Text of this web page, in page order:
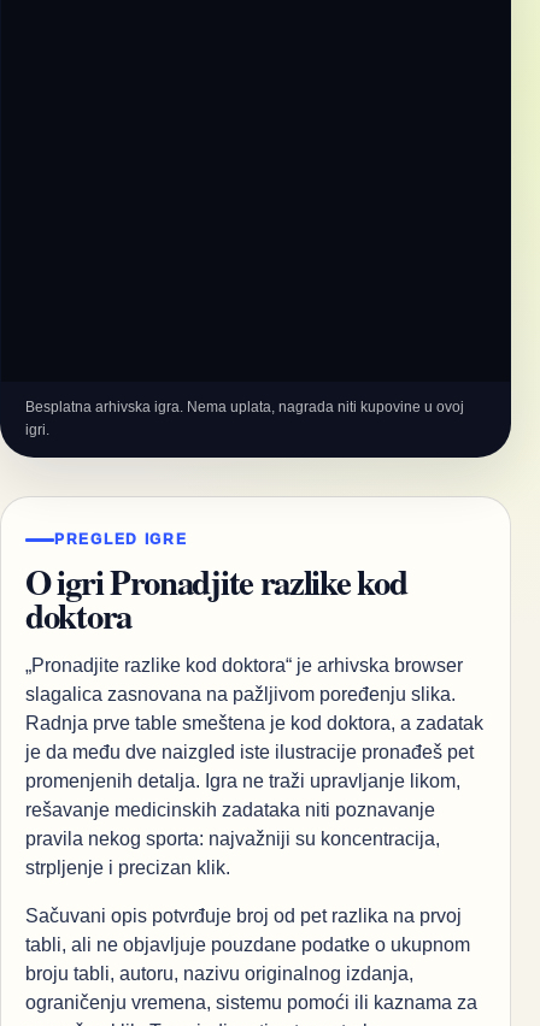
Besplatna arhivska igra. Nema uplata, nagrada niti kupovine u ovoj
igri.
PREGLED IGRE
O igri Pronadjite razlike kod
doktora
„Pronadjite razlike kod doktora“ je arhivska browser
slagalica zasnovana na pažljivom poređenju slika.
Radnja prve table smeštena je kod doktora, a zadatak
je da među dve naizgled iste ilustracije pronađeš pet
promenjenih detalja. Igra ne traži upravljanje likom,
rešavanje medicinskih zadataka niti poznavanje
pravila nekog sporta: najvažniji su koncentracija,
strpljenje i precizan klik.
Sačuvani opis potvrđuje broj od pet razlika na prvoj
tabli, ali ne objavljuje pouzdane podatke o ukupnom
broju tabli, autoru, nazivu originalnog izdanja,
ograničenju vremena, sistemu pomoći ili kaznama za